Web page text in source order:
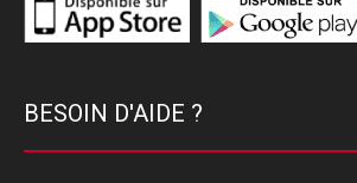
BESOIN D'AIDE ?